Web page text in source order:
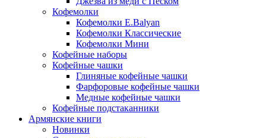
Кофемолки
Кофемолки E.Balyan
Кофемолки Классические
Кофемолки Мини
Кофейные наборы
Кофейные чашки
Глиняные кофейные чашки
Фарфоровые кофейные чашки
Медные кофейные чашки
Кофейные подстаканники
Армянские книги
Новинки